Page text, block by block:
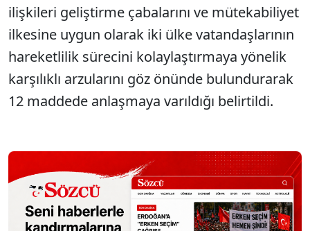
ilişkileri geliştirme çabalarını ve mütekabiliyet
ilkesine uygun olarak iki ülke vatandaşlarının
hareketlilik sürecini kolaylaştırmaya yönelik
karşılıklı arzularını göz önünde bulundurarak
12 maddede anlaşmaya varıldığı belirtildi.